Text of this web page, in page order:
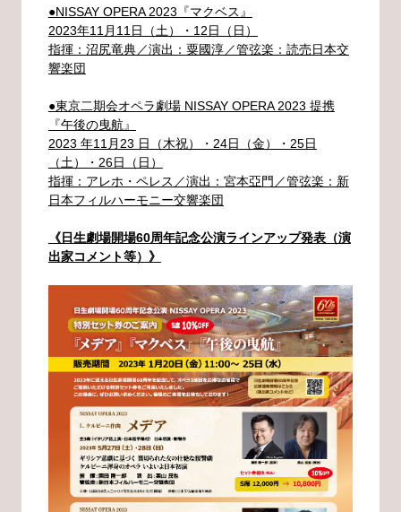
●NISSAY OPERA 2023『マクベス』
2023年11月11日（土）・12日（日）
指揮：沼尻竜典／演出：粟國淳／管弦楽：読売日本交
響楽団
●東京二期会オペラ劇場 NISSAY OPERA 2023 提携
『午後の曳航』
2023 年11月23 日（木祝）・24日（金）・25日
（土）・26日（日）
指揮：アレホ・ペレス／演出：宮本亞門／管弦楽：新
日本フィルハーモニー交響楽団
《日生劇場開場60周年記念公演ラインアップ発表（演
出家コメント等）》